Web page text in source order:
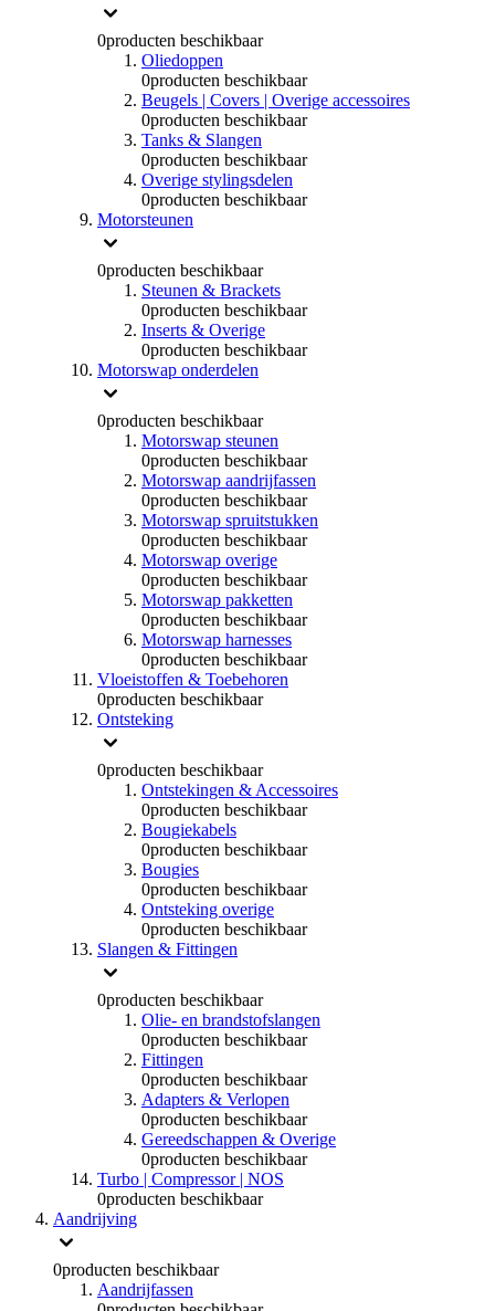
0producten beschikbaar
Oliedoppen
0producten beschikbaar
Beugels | Covers | Overige accessoires
0producten beschikbaar
Tanks & Slangen
0producten beschikbaar
Overige stylingsdelen
0producten beschikbaar
Motorsteunen
0producten beschikbaar
Steunen & Brackets
0producten beschikbaar
Inserts & Overige
0producten beschikbaar
Motorswap onderdelen
0producten beschikbaar
Motorswap steunen
0producten beschikbaar
Motorswap aandrijfassen
0producten beschikbaar
Motorswap spruitstukken
0producten beschikbaar
Motorswap overige
0producten beschikbaar
Motorswap pakketten
0producten beschikbaar
Motorswap harnesses
0producten beschikbaar
Vloeistoffen & Toebehoren
0producten beschikbaar
Ontsteking
0producten beschikbaar
Ontstekingen & Accessoires
0producten beschikbaar
Bougiekabels
0producten beschikbaar
Bougies
0producten beschikbaar
Ontsteking overige
0producten beschikbaar
Slangen & Fittingen
0producten beschikbaar
Olie- en brandstofslangen
0producten beschikbaar
Fittingen
0producten beschikbaar
Adapters & Verlopen
0producten beschikbaar
Gereedschappen & Overige
0producten beschikbaar
Turbo | Compressor | NOS
0producten beschikbaar
Aandrijving
0producten beschikbaar
Aandrijfassen